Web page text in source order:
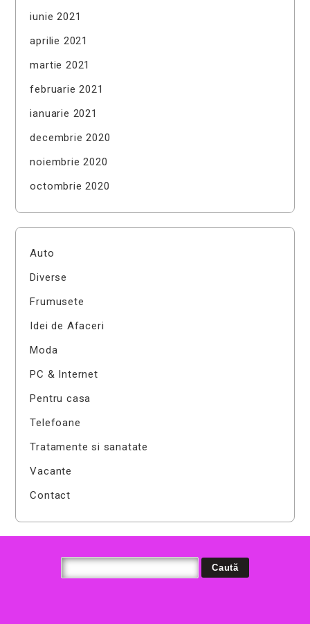
iunie 2021
aprilie 2021
martie 2021
februarie 2021
ianuarie 2021
decembrie 2020
noiembrie 2020
octombrie 2020
Auto
Diverse
Frumusete
Idei de Afaceri
Moda
PC & Internet
Pentru casa
Telefoane
Tratamente si sanatate
Vacante
Contact